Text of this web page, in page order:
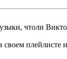
чтоли
плейлисте